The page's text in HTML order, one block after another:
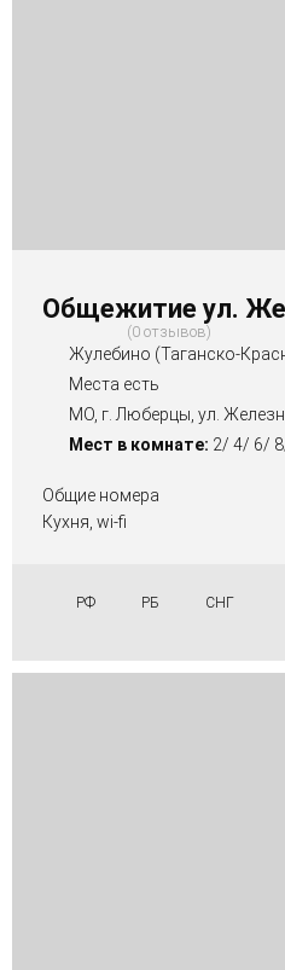
Общежитие ул.
0 отзывов
Жулебино (Таганско-
Места есть
МО, г. Люберцы, ул.
Мест в комнате: 2/ 4/ 6/
Общие номера
Кухня, wi-fi
РФ РБ СНГ